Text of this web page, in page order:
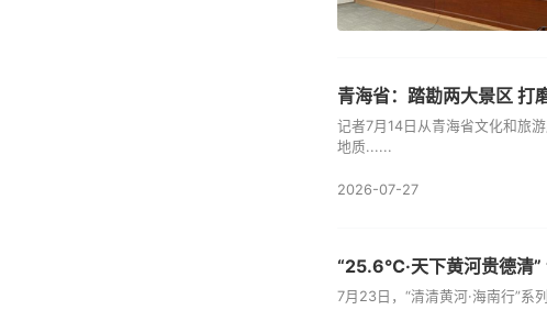
青海省：踏勘两大景区 打
记者7月14日从青海省文化和旅
地质......
2026-07-27
“25.6℃·天下黄河贵德清”
7月23日，“清清黄河·海南行”系